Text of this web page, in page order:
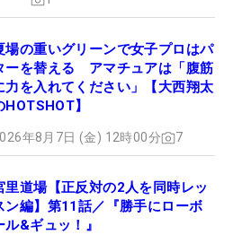
場の重いグリーンで女子プロはパ
ーを替える アマチュアは「腹筋
力を入れてください」【大西翔太
HOTSHOT】
年8月7日 (金) 12時00分 7
里道場【正反対の2人を同時レッ
ン編】第11話／『勝手にローボ
ル&ギュッ！』